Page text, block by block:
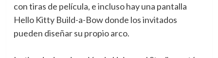
con tiras de película, e incluso hay una pantalla
Hello Kitty Build-a-Bow donde los invitados
pueden diseñar su propio arco.